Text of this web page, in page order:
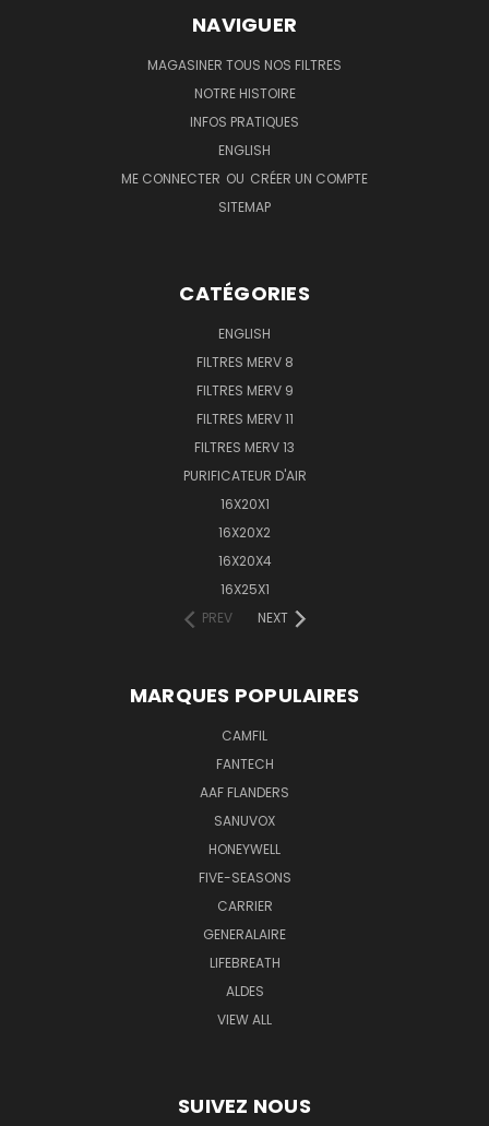
NAVIGUER
MAGASINER TOUS NOS FILTRES
NOTRE HISTOIRE
INFOS PRATIQUES
ENGLISH
ME CONNECTER OU CRÉER UN COMPTE
SITEMAP
CATÉGORIES
ENGLISH
FILTRES MERV 8
FILTRES MERV 9
FILTRES MERV 11
FILTRES MERV 13
PURIFICATEUR D'AIR
16X20X1
16X20X2
16X20X4
16X25X1
PREV
NEXT
MARQUES POPULAIRES
CAMFIL
FANTECH
AAF FLANDERS
SANUVOX
HONEYWELL
FIVE-SEASONS
CARRIER
GENERALAIRE
LIFEBREATH
ALDES
VIEW ALL
SUIVEZ NOUS